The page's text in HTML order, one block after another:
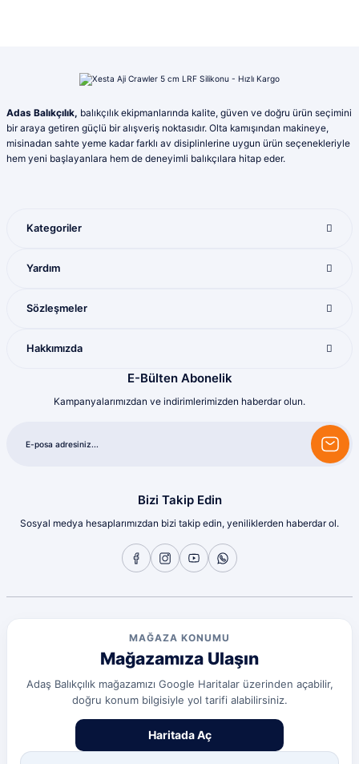
Ürün açıklamasında eksik bilgiler bulunuyor.
Ürün fiyatı diğer sitelerden daha pahalı.
Bu ürüne benzer farklı alternatifler olmalı.
ederim
Yunis Dura | 31/07/2026
Sorunsuz
olcay tunçeli | 10/07/2026
Deneyimini Paylaş Diğer yorumları göster
Adas Balıkçılık, balıkçılık ekipmanlarında kalite, güven ve doğru ürün seçimini
bir araya getiren güçlü bir alışveriş noktasıdır. Olta kamışından makineye,
misinadan sahte yeme kadar farklı av disiplinlerine uygun ürün seçenekleriyle
hem yeni başlayanlara hem de deneyimli balıkçılara hitap eder.
Kategoriler
Yardım
Sözleşmeler
Hakkımızda
E-Bülten Abonelik
Kampanyalarımızdan ve indirimlerimizden haberdar olun.
Bizi Takip Edin
Sosyal medya hesaplarımızdan bizi takip edin, yeniliklerden haberdar ol.
MAĞAZA KONUMU
Mağazamıza Ulaşın
Adaş Balıkçılık mağazamızı Google Haritalar üzerinden açabilir,
doğru konum bilgisiyle yol tarifi alabilirsiniz.
Haritada Aç